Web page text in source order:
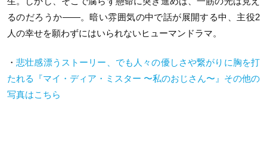
るのだろうか――。暗い雰囲気の中で話が展開する中、主役2
人の幸せを願わずにはいられないヒューマンドラマ。
・悲壮感漂うストーリー、でも人々の優しさや繋がりに胸を打
たれる『マイ・ディア・ミスター 〜私のおじさん〜』その他の
写真はこちら